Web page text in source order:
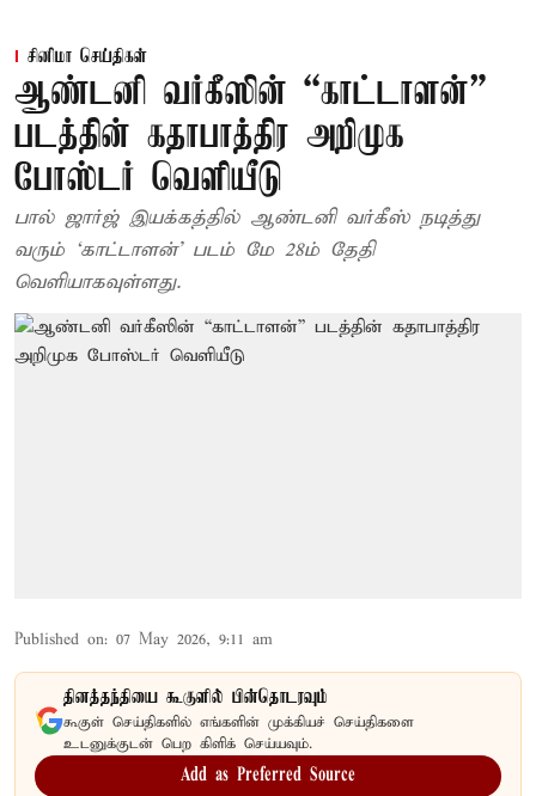
சினிமா செய்திகள்
ஆண்டனி வர்கீஸின் “காட்டாளன்”
படத்தின் கதாபாத்திர அறிமுக
போஸ்டர் வெளியீடு
பால் ஜார்ஜ் இயக்கத்தில் ஆண்டனி வர்கீஸ் நடித்து
வரும் ‘காட்டாளன்’ படம் மே 28ம் தேதி
வெளியாகவுள்ளது.
Published on: 07 May 2026, 9:11 am
தினத்தந்தியை கூகுளில் பின்தொடரவும்
கூகுள் செய்திகளில் எங்களின் முக்கியச் செய்திகளை
உடனுக்குடன் பெற கிளிக் செய்யவும்.
Add as Preferred Source